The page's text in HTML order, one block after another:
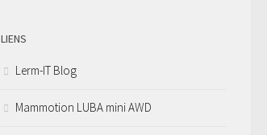
LIENS
Lerm-IT Blog
Mammotion LUBA mini AWD